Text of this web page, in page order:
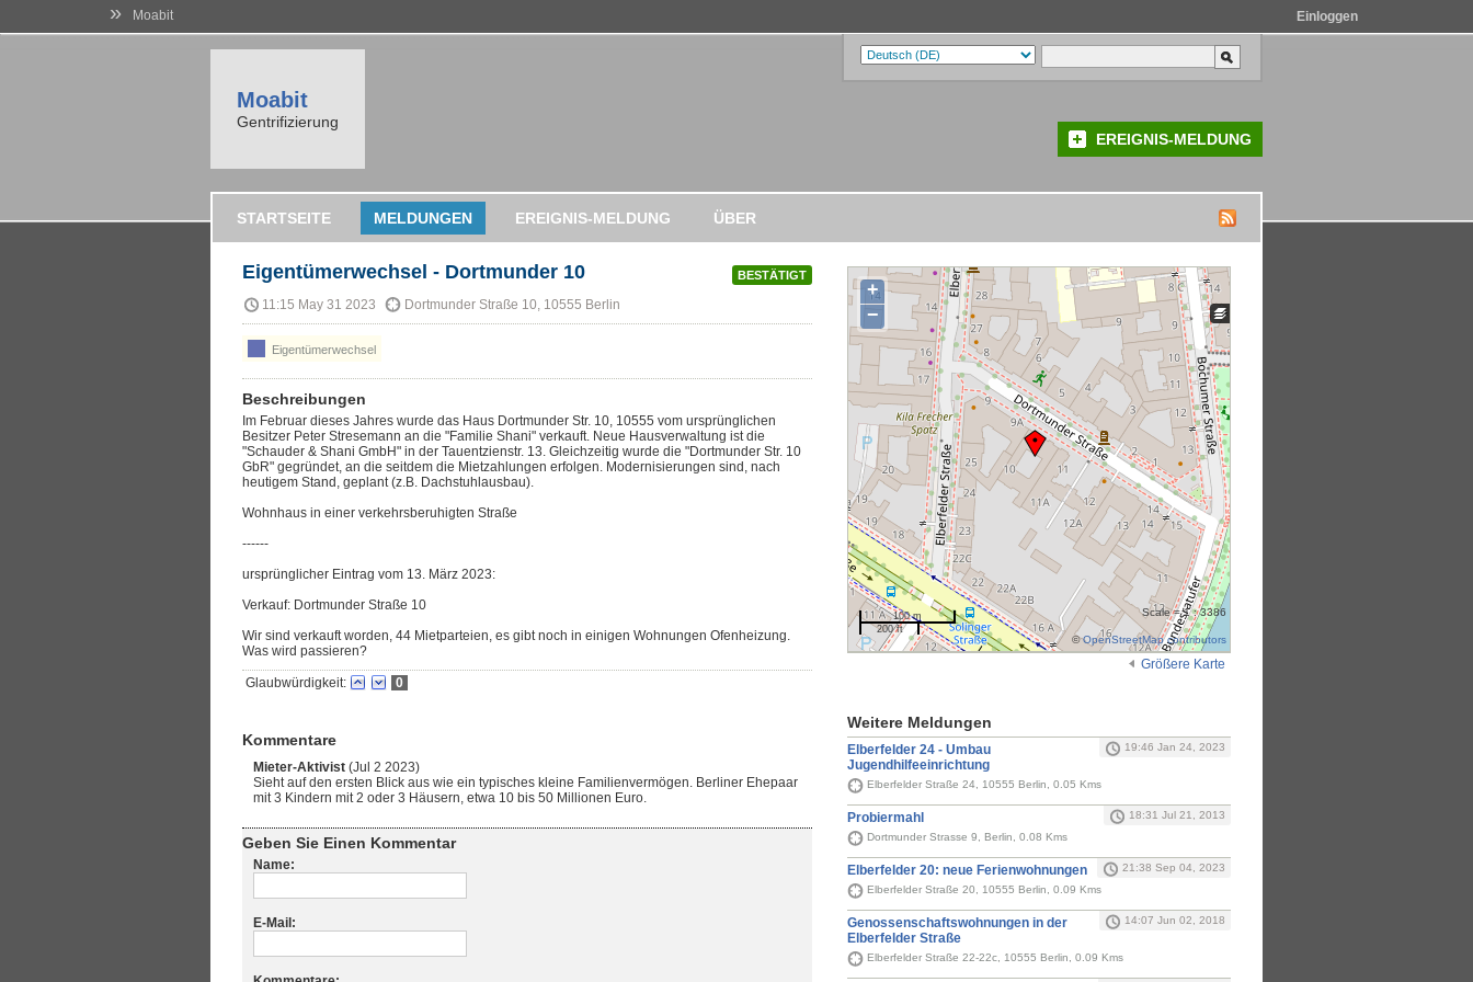
» Moabit Einloggen
Moabit
Gentrifizierung
EREIGNIS-MELDUNG
STARTSEITE MELDUNGEN EREIGNIS-MELDUNG ÜBER
BESTÄTIGT
Eigentümerwechsel - Dortmunder 10
11:15 May 31 2023 Dortmunder Straße 10, 10555 Berlin
Eigentümerwechsel
Beschreibungen
Im Februar dieses Jahres wurde das Haus Dortmunder Str. 10, 10555 vom ursprünglichen
Besitzer Peter Stresemann an die "Familie Shani" verkauft. Neue Hausverwaltung ist die
"Schauder & Shani GmbH" in der Tauentzienstr. 13. Gleichzeitig wurde die "Dortmunder Str. 10
GbR" gegründet, an die seitdem die Mietzahlungen erfolgen. Modernisierungen sind, nach
heutigem Stand, geplant (z.B. Dachstuhlausbau).
Wohnhaus in einer verkehrsberuhigten Straße
------
ursprünglicher Eintrag vom 13. März 2023:
Verkauf: Dortmunder Straße 10
Wir sind verkauft worden, 44 Mietparteien, es gibt noch in einigen Wohnungen Ofenheizung.
Was wird passieren?
Glaubwürdigkeit: 0
Kommentare
Mieter-Aktivist (Jul 2 2023)
Sieht auf den ersten Blick aus wie ein typisches kleine Familienvermögen. Berliner Ehepaar
mit 3 Kindern mit 2 oder 3 Häusern, etwa 10 bis 50 Millionen Euro.
Geben Sie Einen Kommentar
Name:
E-Mail:
+
−
100 m
200 ft
Scale = 1 : 3386
©OpenStreetMap contributors
Größere Karte
Weitere Meldungen
Elberfelder 24 - Umbau
Jugendhilfeeinrichtung
19:46 Jan 24, 2023
Elberfelder Straße 24, 10555 Berlin, 0.05 Kms
Probiermahl
18:31 Jul 21, 2013
Dortmunder Strasse 9, Berlin, 0.08 Kms
Elberfelder 20: neue Ferienwohnungen
21:38 Sep 04, 2023
Elberfelder Straße 20, 10555 Berlin, 0.09 Kms
Genossenschaftswohnungen in der
Elberfelder Straße
14:07 Jun 02, 2018
Elberfelder Straße 22-22c, 10555 Berlin, 0.09 Kms